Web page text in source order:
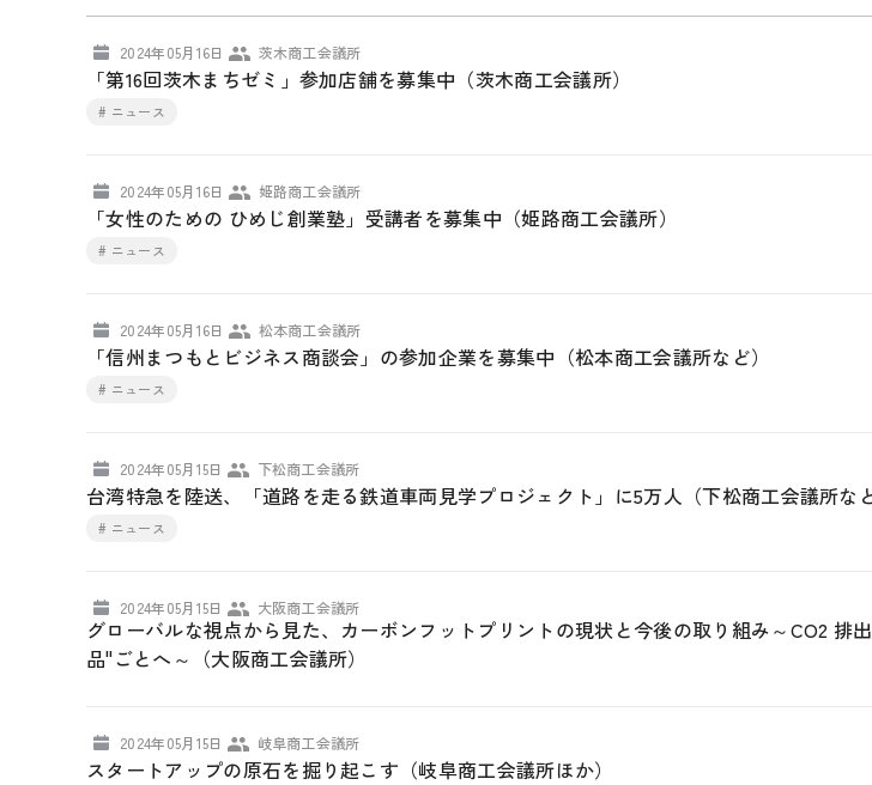
2024年05月16日 茨木商工会議所
「第16回茨木まちゼミ」参加店舗を募集中（茨木商工会議所）
# ニュース
2024年05月16日 姫路商工会議所
「女性のための ひめじ創業塾」受講者を募集中（姫路商工会議所）
# ニュース
2024年05月16日 松本商工会議所
「信州まつもとビジネス商談会」の参加企業を募集中（松本商工会議所など）
# ニュース
2024年05月15日 下松商工会議所
台湾特急を陸送、「道路を走る鉄道車両見学プロジェクト」に5万人（下松商工会議所など
# ニュース
2024年05月15日 大阪商工会議所
グローバルな視点から見た、カーボンフットプリントの現状と今後の取り組み～CO2 排
品"ごとへ～（大阪商工会議所）
2024年05月15日 岐阜商工会議所
スタートアップの原石を掘り起こす（岐阜商工会議所ほか）